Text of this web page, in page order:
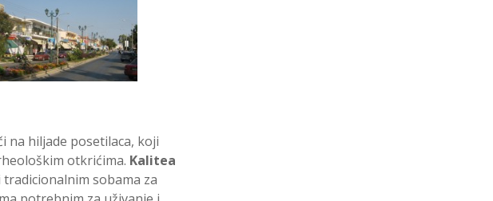
na hiljade posetilaca, koji
otkrićima. Kalitea
sobama za